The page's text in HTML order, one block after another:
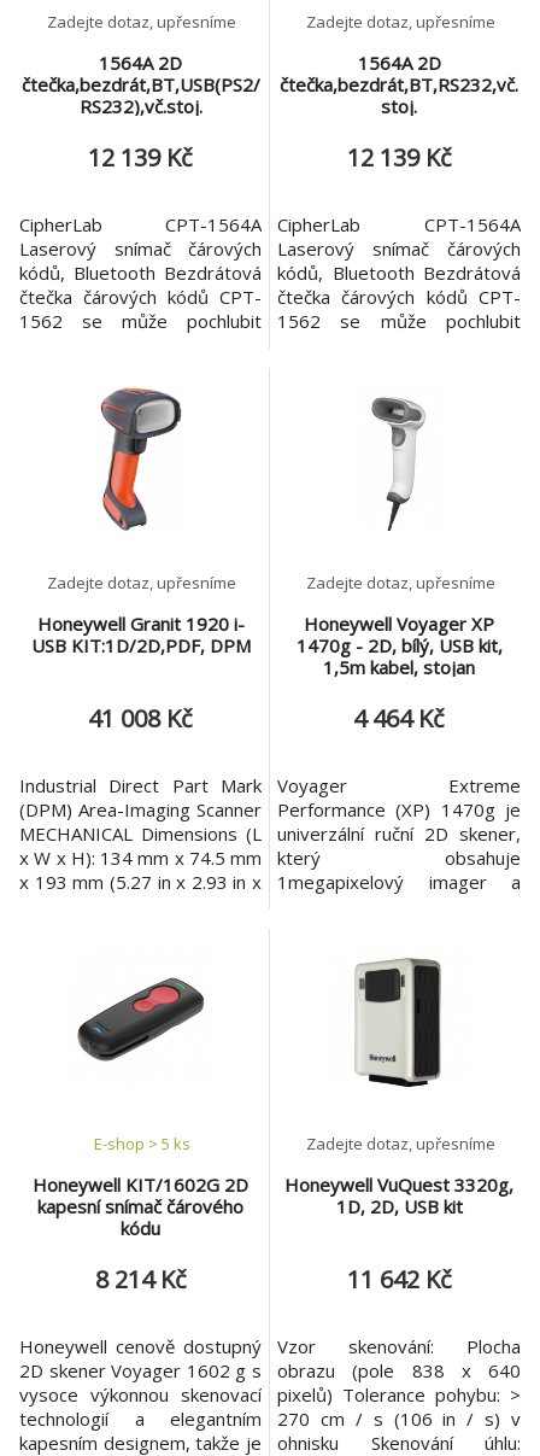
1564A 2D
čtečka,bezdrát,BT,USB(PS2/
RS232),vč.stoj.
Zadejte dotaz, upřesníme
12 139 Kč
CipherLab CPT-1564A
Laserový snímač čárových
kódů, Bluetooth Bezdrátová
čtečka čárových kódů CPT-
1562 se může pochlubit
vzdálenosti 90-ti metrů (pro
přímou viditelnost),
propracovaným designem a
víceúčelovým (třípolohovým)
komunikačním stojánkem.
Stojánek slouží zároveň i jako
1564A 2D
čtečka,bezdrát,BT,RS232,vč.
stoj.
Zadejte dotaz, upřesníme
12 139 Kč
CipherLab CPT-1564A
Laserový snímač čárových
kódů, Bluetooth Bezdrátová
čtečka čárových kódů CPT-
1562 se může pochlubit
vzdálenosti 90-ti metrů (pro
přímou viditelnost),
propracovaným designem a
víceúčelovým (třípolohovým)
komunikačním stojánkem.
Stojánek slouží zároveň i jako
Honeywell Granit 1920 i-
USB KIT:1D/2D,PDF, DPM
Zadejte dotaz, upřesníme
41 008 Kč
Industrial Direct Part Mark
(DPM) Area-Imaging Scanner
MECHANICAL Dimensions (L
x W x H): 134 mm x 74.5 mm
x 193 mm (5.27 in x 2.93 in x
Power: 2.35 W (470 mA @5V
DC) Standby Power: 0.5 W
(100 mA @5V DC) Host
System Interfaces: US
Honeywell Voyager XP
1470g - 2D, bílý, USB kit,
1,5m kabel, stojan
Zadejte dotaz, upřesníme
4 464 Kč
Voyager Extreme
Performance (XP) 1470g je
univerzální ruční 2D skener,
který obsahuje
1megapixelový imager a
vynikajícího výkonu při
skenování. Voyager XP
1470g je cenově dostupné
skenování „nejlepší ve své
třídě“ při čtení zakoupených
Honeywell KIT/1602G 2D
kapesní snímač čárového
kódu
E-shop > 5 ks
8 214 Kč
Honeywell cenově dostupný
2D skener Voyager 1602 g s
vysoce výkonnou skenovací
technologií a elegantním
kapesním designem, takže je
Honeywell VuQuest 3320g,
1D, 2D, USB kit
Zadejte dotaz, upřesníme
11 642 Kč
Vzor skenování: Plocha
obrazu (pole 838 x 640
pixelů) Tolerance pohybu: >
270 cm / s (106 in / s) v
ohnisku Skenování úhlu: